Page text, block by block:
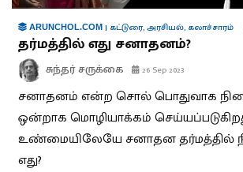
ARUNCHOL.COM | கட்டுரை,அரசியல், கலாச்சாரம்
தர்மத்தில் எது சனாதனம்?
சுந்தர் சருக்கை 26 Sep 2023
சனாதனம் என்ற சொல் பொதுவாக
ஒன்றாக மொழியாக்கம்
உண்மையிலேயே சனாதன தர்மத்தில்
எது?